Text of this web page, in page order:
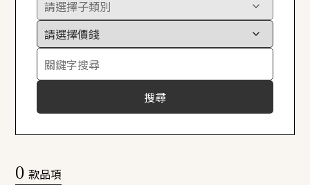
搜尋
0 款品項